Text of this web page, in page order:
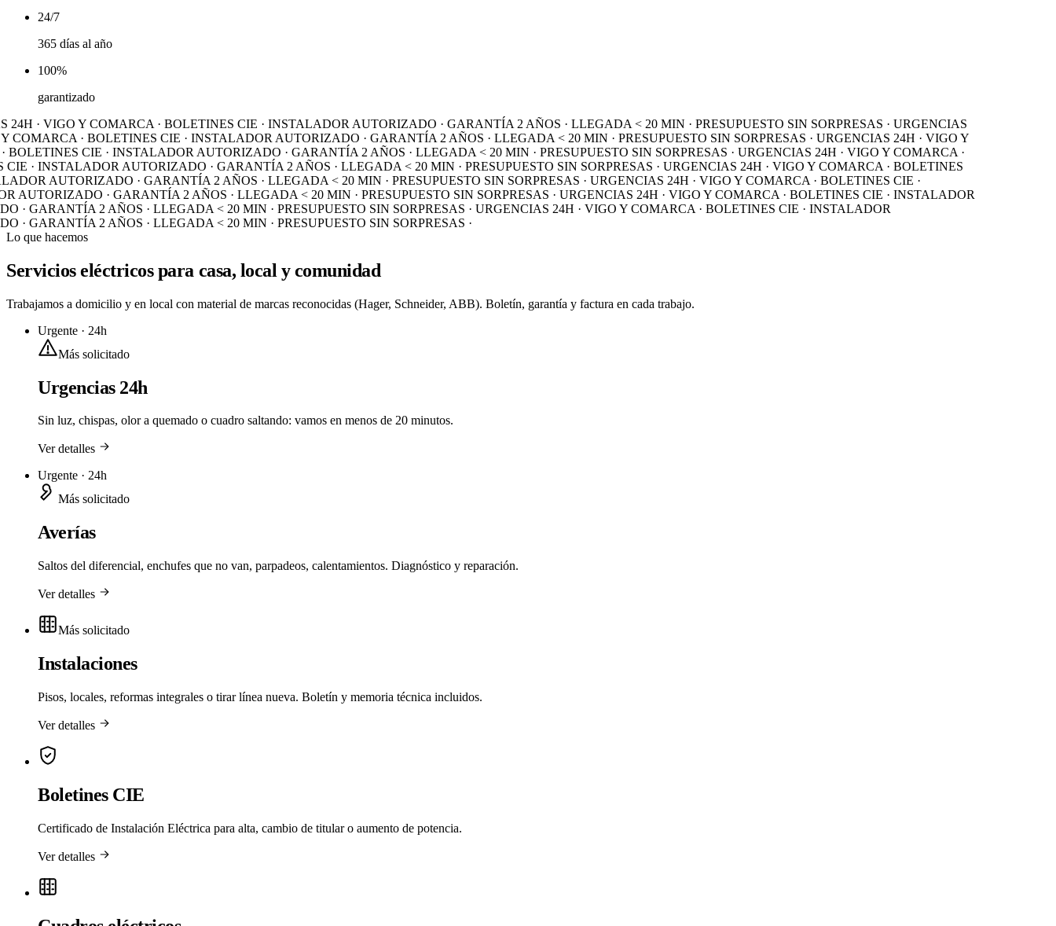
24/7
365 días al año
100%
garantizado
· VIGO Y COMARCA · BOLETINES CIE · INSTALADOR AUTORIZADO · GARANTÍA 2 AÑOS · LLEGADA < 20 MIN · PRESUPUESTO SIN SORPRESAS · URGENCIAS
· BOLETINES CIE · INSTALADOR AUTORIZADO · GARANTÍA 2 AÑOS · LLEGADA < 20 MIN · PRESUPUESTO SIN SORPRESAS · URGENCIAS 24H · VIGO Y
CIE · INSTALADOR AUTORIZADO · GARANTÍA 2 AÑOS · LLEGADA < 20 MIN · PRESUPUESTO SIN SORPRESAS · URGENCIAS 24H · VIGO Y COMARCA ·
· INSTALADOR AUTORIZADO · GARANTÍA 2 AÑOS · LLEGADA < 20 MIN · PRESUPUESTO SIN SORPRESAS ·URGENCIAS 24H · VIGO Y COMARCA · BOLETINES
AUTORIZADO · GARANTÍA 2 AÑOS · LLEGADA < 20 MIN · PRESUPUESTO SIN SORPRESAS · URGENCIAS 24H · VIGO Y COMARCA · BOLETINES CIE ·
· GARANTÍA 2 AÑOS · LLEGADA < 20 MIN · PRESUPUESTO SIN SORPRESAS · URGENCIAS 24H · VIGO Y COMARCA · BOLETINES CIE · INSTALADOR
GARANTÍA 2 AÑOS · LLEGADA < 20 MIN · PRESUPUESTO SIN SORPRESAS · URGENCIAS 24H · VIGO Y COMARCA · BOLETINES CIE · INSTALADOR
GARANTÍA 2 AÑOS · LLEGADA < 20 MIN · PRESUPUESTO SIN SORPRESAS ·
Lo que hacemos
Servicios eléctricos para casa, local y comunidad
Trabajamos a domicilio y en local con material de marcas reconocidas (Hager, Schneider, ABB). Boletín, garantía y factura en cada trabajo.
Urgente · 24h
Más solicitado
Urgencias 24h
Sin luz, chispas, olor a quemado o cuadro saltando: vamos en menos de 20 minutos.
Ver detalles
Urgente · 24h
Más solicitado
Averías
Saltos del diferencial, enchufes que no van, parpadeos, calentamientos. Diagnóstico y reparación.
Ver detalles
Más solicitado
Instalaciones
Pisos, locales, reformas integrales o tirar línea nueva. Boletín y memoria técnica incluidos.
Ver detalles
Boletines CIE
Certificado de Instalación Eléctrica para alta, cambio de titular o aumento de potencia.
Ver detalles